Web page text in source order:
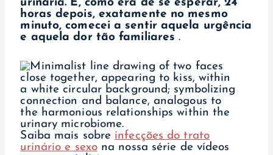
urinária. E, como era de se esperar, 24
horas depois, exatamente no mesmo
minuto, comecei a sentir aquela urgência
e aquela dor tão familiares.
Saiba mais sobre infecções do trato
urinário e sexona nossa série de vídeos